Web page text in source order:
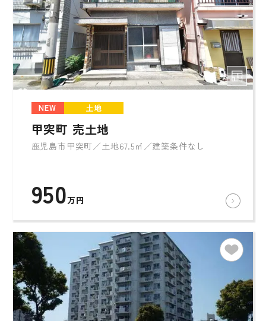
NEW 土地
甲突町 売土地
鹿児島市甲突町／土地67.5㎡／建築条件なし
950万円